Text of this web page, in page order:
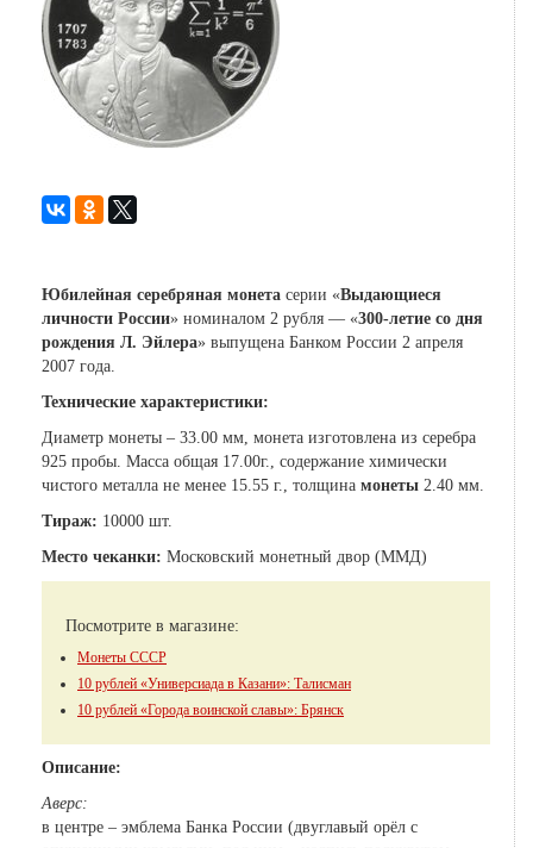
Юбилейная серебряная монета серии «Выдающиеся
личности России» номиналом 2 рубля — «300-летие со дня
рождения Л. Эйлера» выпущена Банком России 2 апреля
2007 года.
Технические характеристики:
Диаметр монеты – 33.00 мм, монета изготовлена из серебра
925 пробы. Масса общая 17.00г., содержание химически
чистого металла не менее 15.55 г., толщина монеты 2.40 мм.
Тираж: 10000 шт.
Место чеканки: Московский монетный двор (ММД)
Посмотрите в магазине:
Монеты СССР
10 рублей «Универсиада в Казани»: Талисман
10 рублей «Города воинской славы»: Брянск
Описание:
Аверс:
в центре – эмблема Банка России (двуглавый орёл с